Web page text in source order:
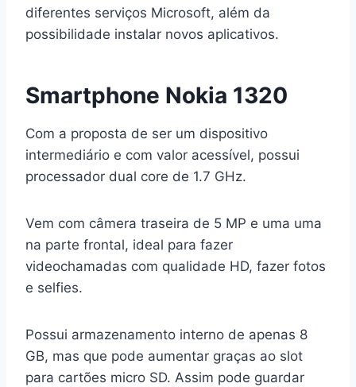
diferentes serviços Microsoft, além da
possibilidade instalar novos aplicativos.
Smartphone Nokia 1320
Com a proposta de ser um dispositivo
intermediário e com valor acessível, possui
processador dual core de 1.7 GHz.
Vem com câmera traseira de 5 MP e uma uma
na parte frontal, ideal para fazer
videochamadas com qualidade HD, fazer fotos
e selfies.
Possui armazenamento interno de apenas 8
GB, mas que pode aumentar graças ao slot
para cartões micro SD. Assim pode guardar